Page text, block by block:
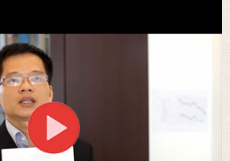
Đăng ký sở hữ trí tuệ